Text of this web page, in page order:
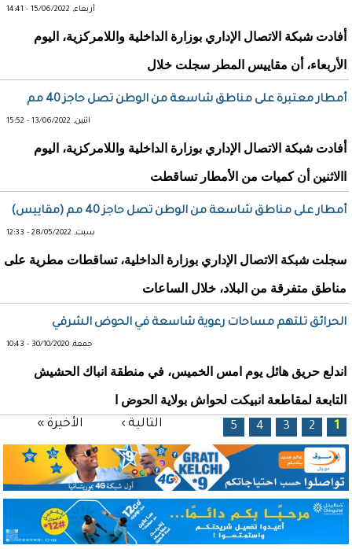
أربعاء, 15/06/2022 - 14:41
أفادت شبكة الاتصال الإداري بوزارة الداخلية واللامركزية، اليوم
الأربعاء، أن مقاييس المطر سجلت خلال
أمطار معتبرة على مناطق شاسعة من الوطن تصل حاجز 40 مم
اثنين, 13/06/2022 - 15:52
أفادت شبكة الاتصال الإداري بوزارة الداخلية واللامركزية، اليوم
االاثنين أن كميات من الأمطار تساقطت
أمطار على مناطق شاسعة من الوطن تصل حاجز 40 مم (مقاييس)
سبت, 28/05/2022 - 12:33
سجلت شبكة الاتصال الإداري بوزارة الداخلية، تساقطات مطرية على
مناطق متفرقة من البلاد، خلال الساعات
الحرائق تلتهم مساحات رعوية شاسعة في الحوض الشرقي
جمعة, 30/10/2020 - 10:43
اندلع حريق هائل يوم امس الخميس، في منطقة انباك الحشيش
التابعة لمقاطعة انبيكت لحواش بولاية الحوض ا
الصفحات
1
2
3
4
5 التالية › الأخيرة »